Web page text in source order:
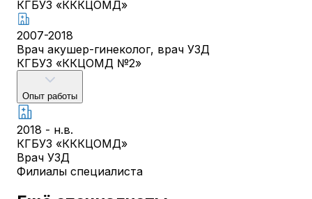
КГБУЗ «КККЦОМД»
2007-2018
Врач акушер-гинеколог, врач УЗД
КГБУЗ «ККЦОМД №2»
Опыт работы
2018 - н.в.
КГБУЗ «КККЦОМД»
Врач УЗД
Филиалы специалиста